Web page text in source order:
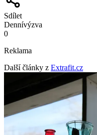
Sdílet
Dennívýzva
0
Reklama
Další články z Extrafit.cz